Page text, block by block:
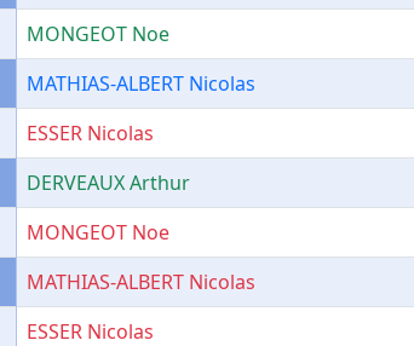
MONGEOT Noe
MATHIAS-ALBERT Nicolas
ESSER Nicolas
DERVEAUX Arthur
MONGEOT Noe
MATHIAS-ALBERT Nicolas
ESSER Nicolas